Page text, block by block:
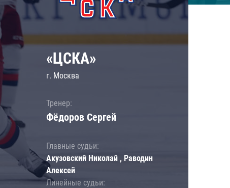
«ЦСКА»
г. Москва
Тренер:
Фёдоров Сергей
Главные судьи:
Акузовский Николай , Раводин
Алексей
Линейные судьи: